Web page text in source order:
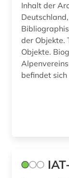
Inhalt der
der Objekte.
Objekte.
befindet